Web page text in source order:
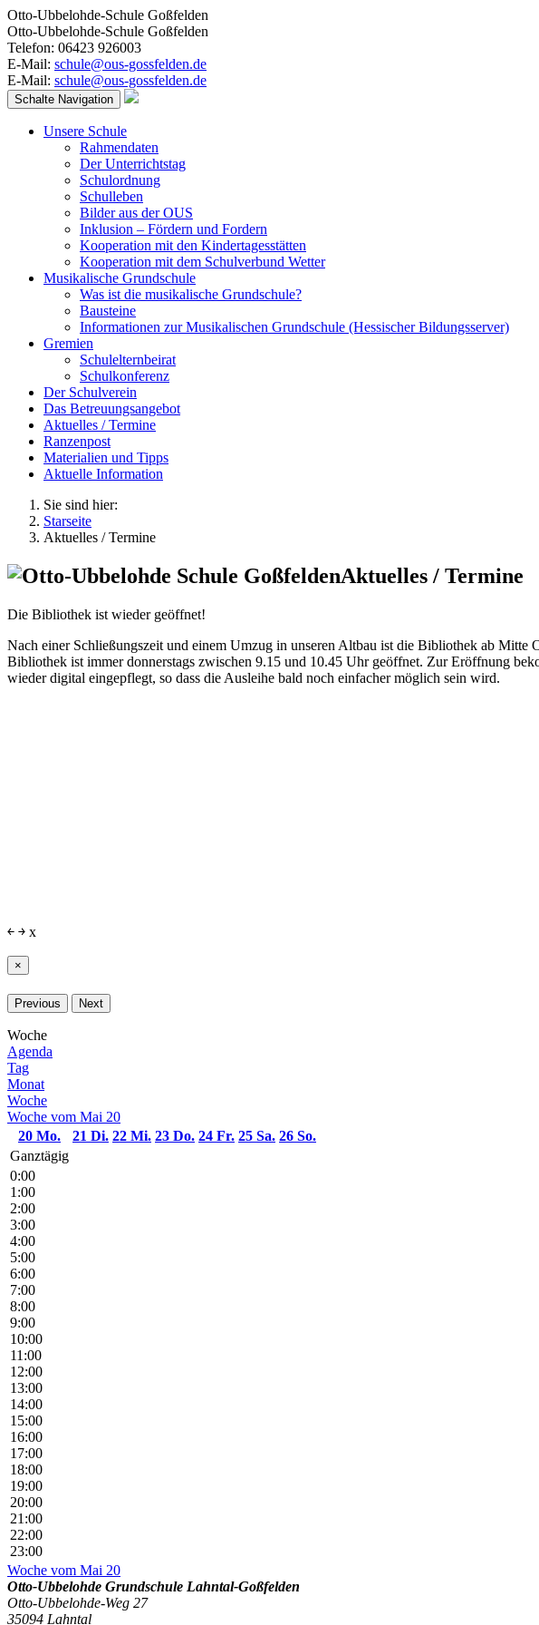
Otto-Ubbelohde-Schule Goßfelden
Otto-Ubbelohde-Schule Goßfelden
Telefon: 06423 926003
E-Mail: schule@ous-gossfelden.de
E-Mail: schule@ous-gossfelden.de
Schalte Navigation
Unsere Schule
Rahmendaten
Der Unterrichtstag
Schulordnung
Schulleben
Bilder aus der OUS
Inklusion – Fördern und Fordern
Kooperation mit den Kindertagesstätten
Kooperation mit dem Schulverbund Wetter
Musikalische Grundschule
Was ist die musikalische Grundschule?
Bausteine
Informationen zur Musikalischen Grundschule (Hessischer Bildungsserver)
Gremien
Schulelternbeirat
Schulkonferenz
Der Schulverein
Das Betreuungsangebot
Aktuelles / Termine
Ranzenpost
Materialien und Tipps
Aktuelle Information
Sie sind hier:
Starseite
Aktuelles / Termine
Aktuelles / Termine
Die Bibliothek ist wieder geöffnet!
Nach einer Schließungszeit und einem Umzug in unseren Altbau ist die Bibliothek ab
Bibliothek ist immer donnerstags zwischen 9.15 und 10.45 Uhr geöffnet. Zur Eröffnung
wieder digital eingepflegt, so dass die Ausleihe bald noch einfacher möglich sein wird.
￩ ￫ x
×
Previous Next
Woche
Agenda
Tag
Monat
Woche
Woche vom Mai 20
20 Mo. 21 Di. 22 Mi. 23 Do. 24 Fr. 25 Sa. 26 So.
Ganztägig
0:00
1:00
2:00
3:00
4:00
5:00
6:00
7:00
8:00
9:00
10:00
11:00
12:00
13:00
14:00
15:00
16:00
17:00
18:00
19:00
20:00
21:00
22:00
23:00
Woche vom Mai 20
Otto-Ubbelohde Grundschule Lahntal-Goßfelden
Otto-Ubbelohde-Weg 27
35094 Lahntal